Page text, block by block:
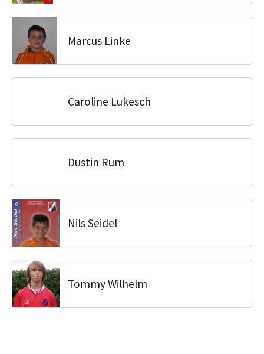
Marcus Linke
Caroline Lukesch
Dustin Rum
Nils Seidel
Tommy Wilhelm